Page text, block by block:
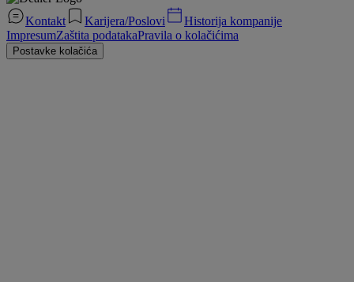
Kontakt Karijera/Poslovi
Historija kompanije
ImpresumZaštita podatakaPravila o kolačićima
Postavke kolačića